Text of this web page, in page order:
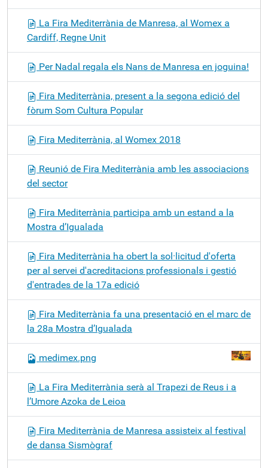
La Fira Mediterrània de Manresa, al Womex a
Cardiff, Regne Unit
Per Nadal regala els Nans de Manresa en joguina!
Fira Mediterrània, present a la segona edició del
fòrum Som Cultura Popular
Fira Mediterrània, al Womex 2018
Reunió de Fira Mediterrània amb les associacions
del sector
Fira Mediterrània participa amb un estand a la
Mostra d’Igualada
Fira Mediterrània ha obert la sol·licitud d'oferta
per al servei d'acreditacions professionals i gestió
d'entrades de la 17a edició
Fira Mediterrània fa una presentació en el marc de
la 28a Mostra d’Igualada
medimex.png
La Fira Mediterrània serà al Trapezi de Reus i a
l’Umore Azoka de Leioa
Fira Mediterrània de Manresa assisteix al festival
de dansa Sismògraf